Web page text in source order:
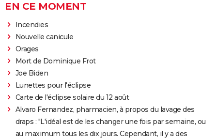
EN CE MOMENT
Incendies
Nouvelle canicule
Orages
Mort de Dominique Frot
Joe Biden
Lunettes pour l'éclipse
Carte de l'éclipse solaire du 12 août
Alvaro Fernandez, pharmacien, à propos du lavage des
draps : "L'idéal est de les changer une fois par semaine, ou
au maximum tous les dix jours. Cependant, il y a des